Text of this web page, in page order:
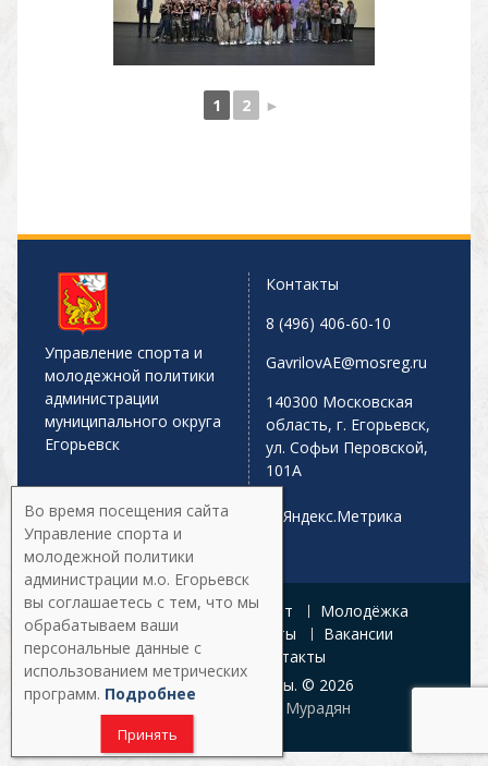
1 2 ►
Управление спорта и
молодежной политики
администрации
муниципального округа
Егорьевск
Контакты
8 (496) 406-60-10
GavrilovAE@mosreg.ru
140300 Московская
область, г. Егорьевск,
ул. Софьи Перовской,
101А
Главная Афиша Спорт
Молодёжка
Управление
Документы
Вакансии
Галерея
Контакты
Все права защищены. © 2026
Разработка:
Армен Мурадян
Во время посещения сайта
Управление спорта и
молодежной политики
администрации м.о. Егорьевск
вы соглашаетесь с тем, что мы
обрабатываем ваши
персональные данные с
использованием метрических
программ. Подробнее